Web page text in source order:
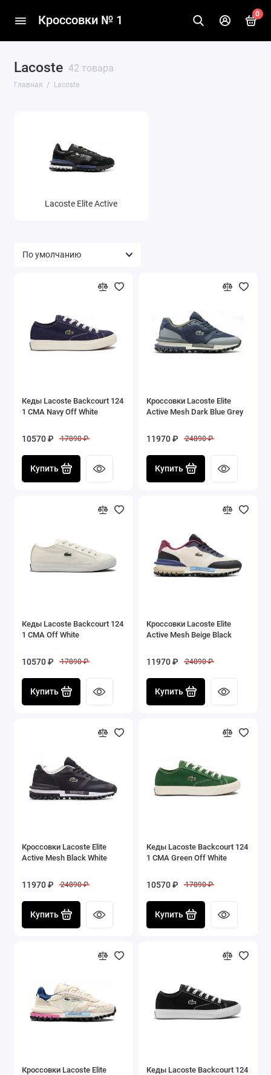
Кроссовки № 1 0
Lacoste 42 товара
Главная Lacoste
Lacoste Elite Active
Кеды Lacoste Backcourt 124
1 CMA Navy Off White
10570 ₽ 17890 ₽
Купить
Кроссовки Lacoste Elite
Active Mesh Dark Blue Grey
11970 ₽ 24890 ₽
Купить
Кеды Lacoste Backcourt 124
1 CMA Off White
10570 ₽ 17890 ₽
Купить
Кроссовки Lacoste Elite
Active Mesh Beige Black
11970 ₽ 24890 ₽
Купить
Кроссовки Lacoste Elite
Active Mesh Black White
11970 ₽ 24890 ₽
Купить
Кеды Lacoste Backcourt 124
1 CMA Green Off White
10570 ₽ 17890 ₽
Купить
Кроссовки Lacoste Elite
Кеды Lacoste Backcourt 124